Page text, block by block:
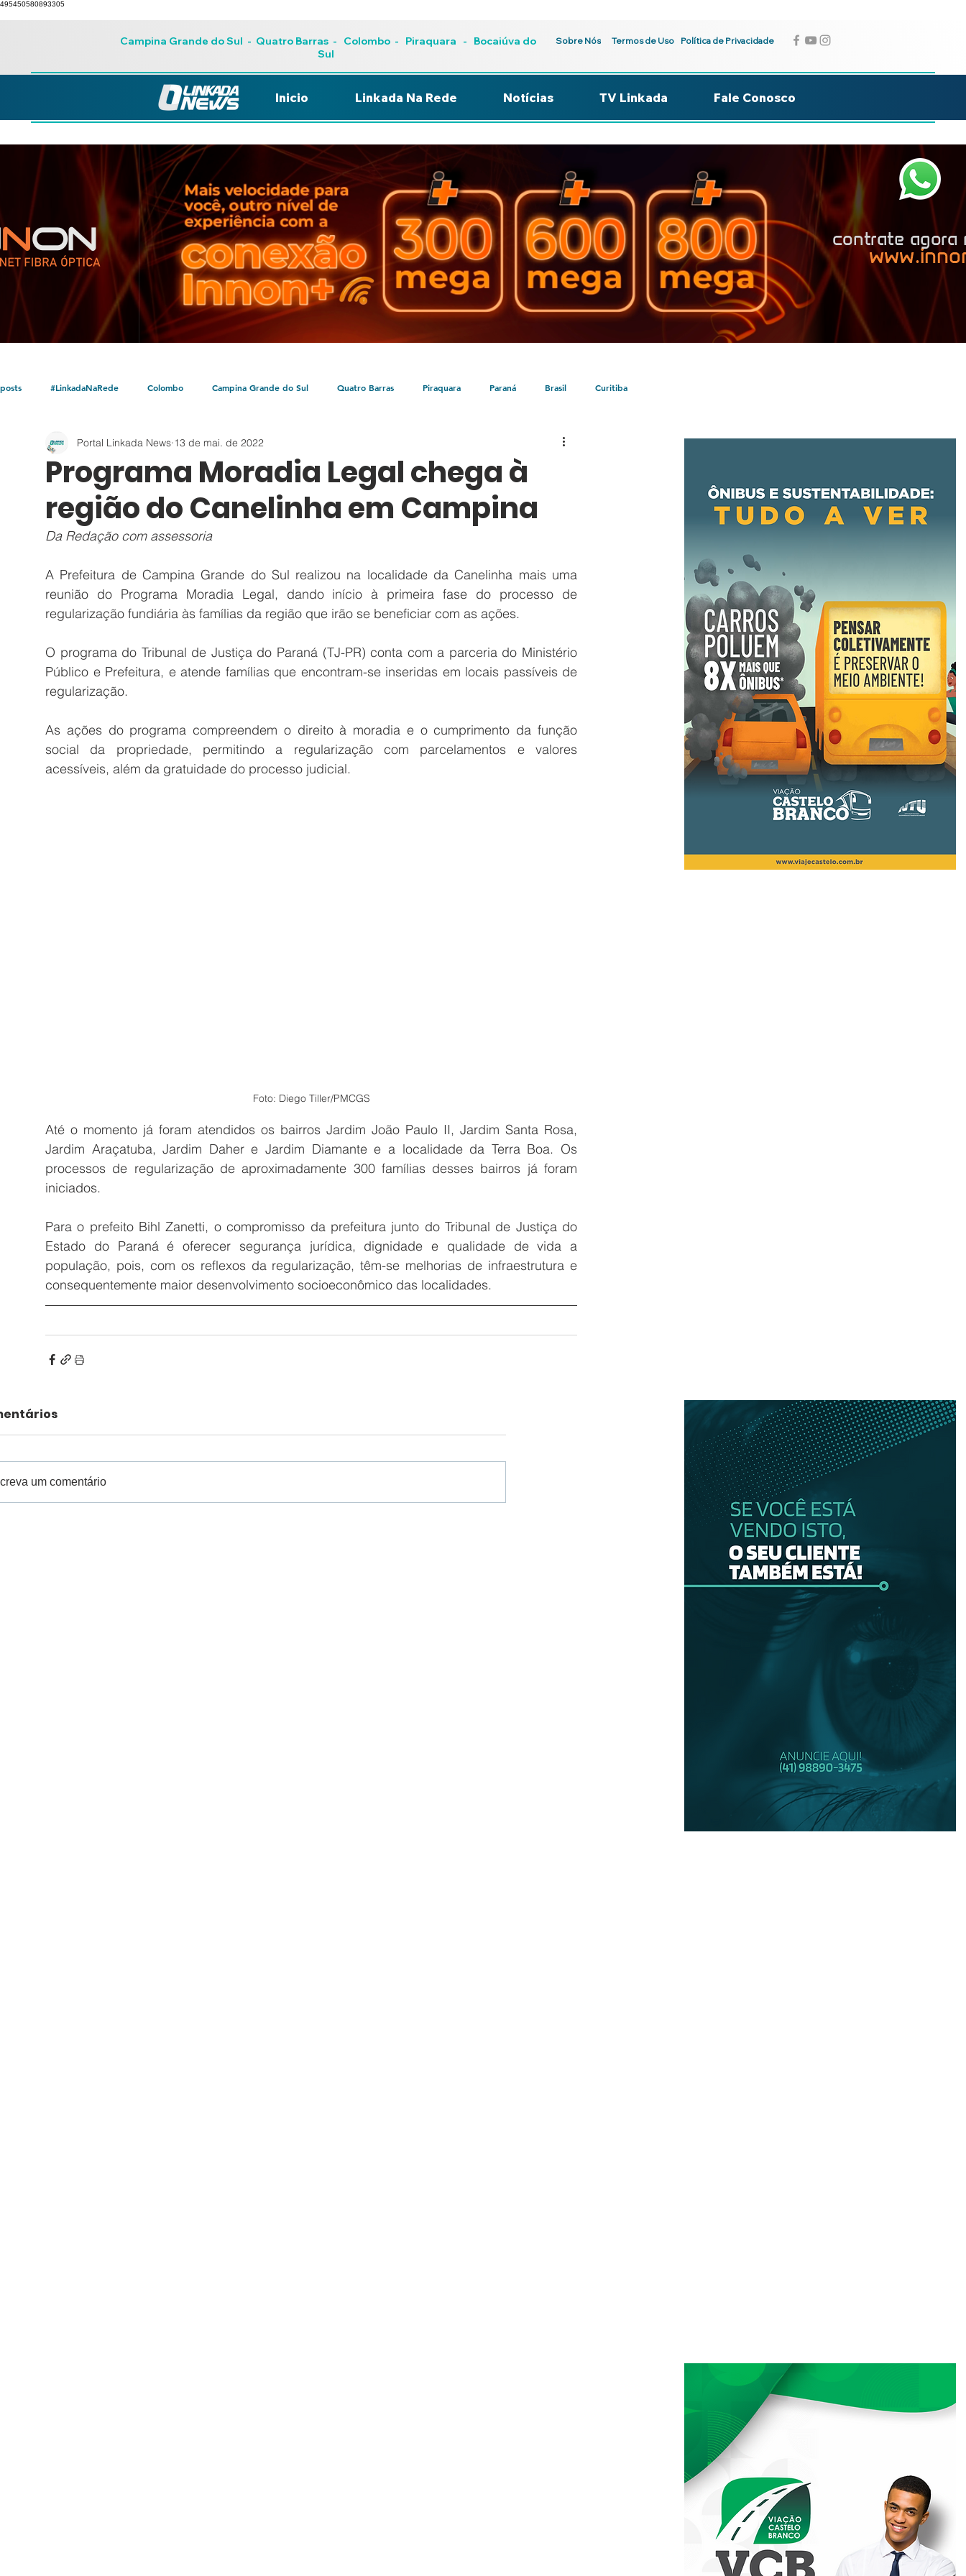
495450580893305
Campina Grande do Sul - Quatro Barras- Colombo- Piraquara - Bocaiúva do
Sul
Sobre Nós Termos de Uso Política de Privacidade
Inicio Linkada Na Rede Notícias TV Linkada Fale Conosco
#LinkadaNaRede Colombo Campina Grande do Sul Quatro Barras Piraquara Paraná Brasil Curitiba
Policial Bocaiúva do Sul Litoral Parceria Linkada
Programa Moradia Legal chega à
região do Canelinha em Campina
Portal Linkada News 13 de mai. de 2022
Da Redação com assessoria
A Prefeitura de Campina Grande do Sul realizou na localidade da Canelinha mais uma
reunião do Programa Moradia Legal, dando início à primeira fase do processo de
regularização fundiária às famílias da região que irão se beneficiar com as ações.
O programa do Tribunal de Justiça do Paraná (TJ-PR) conta com a parceria do Ministério
Público e Prefeitura, e atende famílias que encontram-se inseridas em locais passíveis de
regularização.
As ações do programa compreendem o direito à moradia e o cumprimento da função
social da propriedade, permitindo a regularização com parcelamentos e valores
acessíveis, além da gratuidade do processo judicial.
Foto: Diego Tiller/PMCGS
Até o momento já foram atendidos os bairros Jardim João Paulo II, Jardim Santa Rosa,
Jardim Araçatuba, Jardim Daher e Jardim Diamante e a localidade da Terra Boa. Os
processos de regularização de aproximadamente 300 famílias desses bairros já foram
iniciados.
Para o prefeito Bihl Zanetti, o compromisso da prefeitura junto do Tribunal de Justiça do
Estado do Paraná é oferecer segurança jurídica, dignidade e qualidade de vida a
população, pois, com os reflexos da regularização, têm-se melhorias de infraestrutura e
consequentemente maior desenvolvimento socioeconômico das localidades.
um comentário